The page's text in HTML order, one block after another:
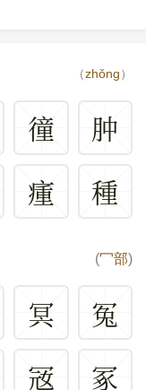
（zhǒng）
徸
肿
瘇 種
(冖部)
冥
冤
㓂 冢